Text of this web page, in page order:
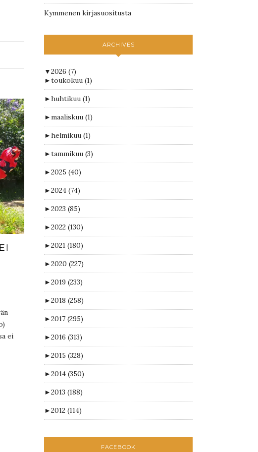
ei
Kymmenen kirjasuositusta
ARCHIVES
▼2026 (7)
►toukokuu (1)
►huhtikuu (1)
►maaliskuu (1)
►helmikuu (1)
►tammikuu (3)
►2025 (40)
►2024 (74)
►2023 (85)
►2022 (130)
►2021 (180)
►2020 (227)
►2019 (233)
►2018 (258)
►2017 (295)
►2016 (313)
►2015 (328)
►2014 (350)
►2013 (188)
►2012 (114)
FACEBOOK